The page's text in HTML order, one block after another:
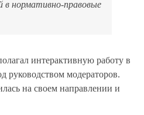
в нормативно‑правовые
интерактивную работу в
руководством модераторов.
на своем направлении и